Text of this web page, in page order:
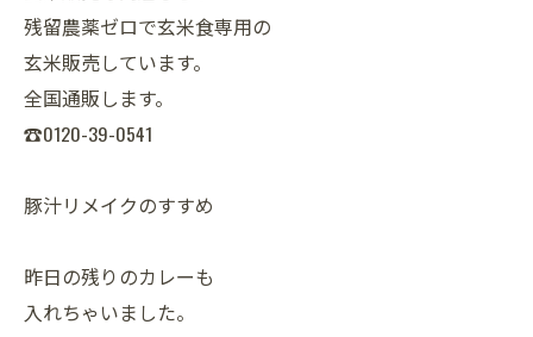
残留農薬ゼロで玄米食専用の
玄米販売しています。
全国通販します。
☎0120-39-0541
豚汁リメイクのすすめ
昨日の残りのカレーも
入れちゃいました。